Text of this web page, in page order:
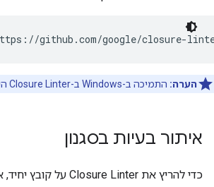
הערה: התמיכה ב-Windows ב-Closure Linter היא ניסיונית.
איתור בעיות בסגנון
כדי להריץ את Closure Linter על קובץ יחיד, אפשר לנסות: